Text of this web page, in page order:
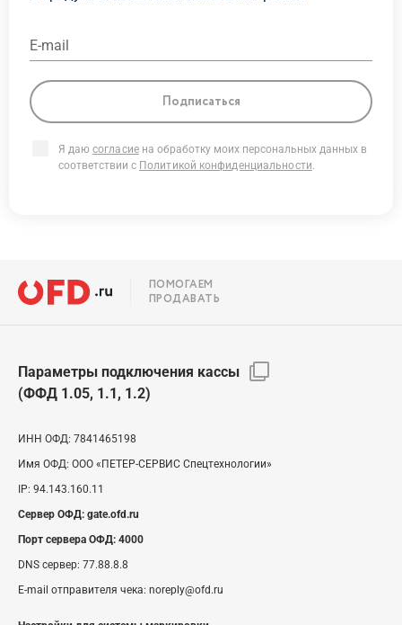
E-mail
Подписаться
Я даю согласиена обработку моих персональных данных в
соответствии с Политикой конфиденциальности.
ПОМОГАЕМ
ПРОДАВАТЬ
Параметры подключения кассы
(ФФД 1.05, 1.1, 1.2)
ИНН ОФД: 7841465198
Имя ОФД: ООО «ПЕТЕР-СЕРВИС Спецтехнологии»
IP: 94.143.160.11
Сервер ОФД: gate.ofd.ru
Порт сервера ОФД: 4000
DNS сервер: 77.88.8.8
E-mail отправителя чека: noreply@ofd.ru